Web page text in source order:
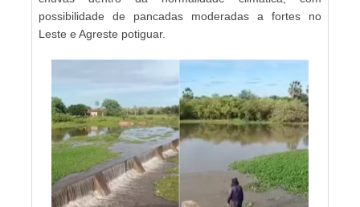
possibilidade de pancadas moderadas a fortes no
Leste e Agreste potiguar.